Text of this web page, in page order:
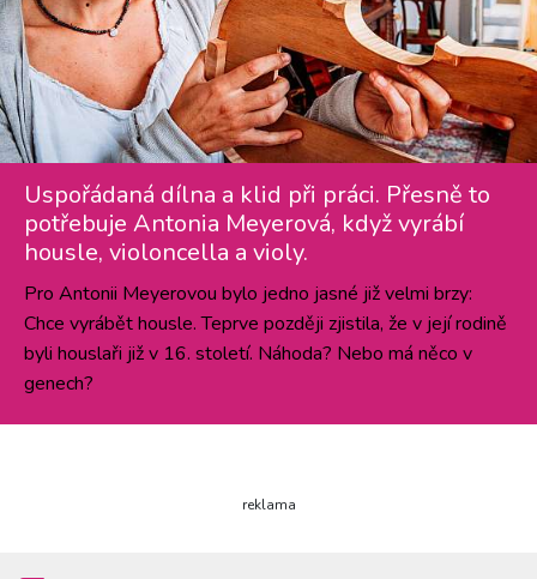
Uspořádaná dílna a klid při práci. Přesně to
potřebuje Antonia Meyerová, když vyrábí
housle, violoncella a violy.
Pro Antonii Meyerovou bylo jedno jasné již velmi brzy:
Chce vyrábět housle. Teprve později zjistila, že v její rodině
byli houslaři již v 16. století. Náhoda? Nebo má něco v
genech?
reklama